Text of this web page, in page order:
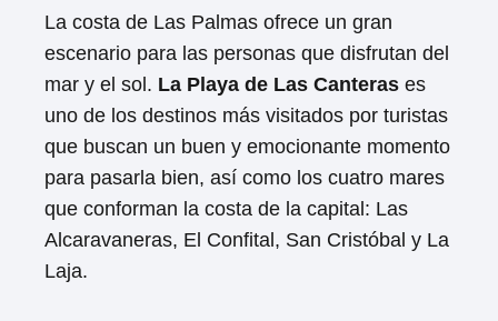
La costa de Las Palmas ofrece un gran
escenario para las personas que disfrutan del
mar y el sol. La Playa de Las Canteras es
uno de los destinos más visitados por turistas
que buscan un buen y emocionante momento
para pasarla bien, así como los cuatro mares
que conforman la costa de la capital: Las
Alcaravaneras, El Confital, San Cristóbal y La
Laja.